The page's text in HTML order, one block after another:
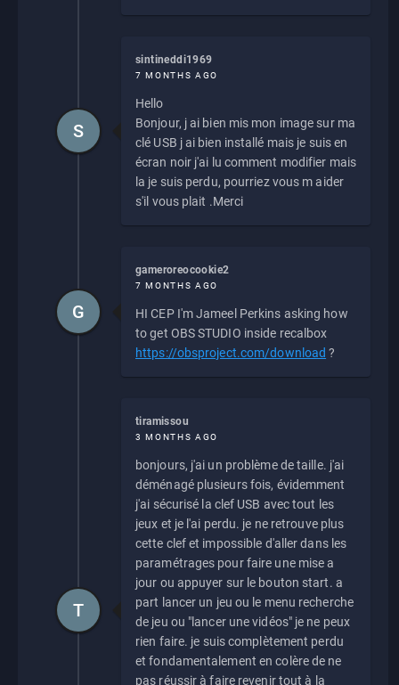
sintineddi1969
7 MONTHS AGO
Hello
Bonjour, j ai bien mis mon image sur ma
clé USB j ai bien installé mais je suis en
écran noir j'ai lu comment modifier mais
la je suis perdu, pourriez vous m aider
s'il vous plait .Merci
S
gameroreocookie2
7 MONTHS AGO
HI CEP I'm Jameel Perkins asking how
to get OBS STUDIO inside recalbox
https://obsproject.com/download ?
G
tiramissou
3 MONTHS AGO
bonjours, j'ai un problème de taille. j'ai
déménagé plusieurs fois, évidemment
j'ai sécurisé la clef USB avec tout les
jeux et je l'ai perdu. je ne retrouve plus
cette clef et impossible d'aller dans les
paramétrages pour faire une mise a
jour ou appuyer sur le bouton start. a
part lancer un jeu ou le menu recherche
de jeu ou "lancer une vidéos" je ne peux
rien faire. je suis complètement perdu
et fondamentalement en colère de ne
pas réussir à faire revenir tout à la
T